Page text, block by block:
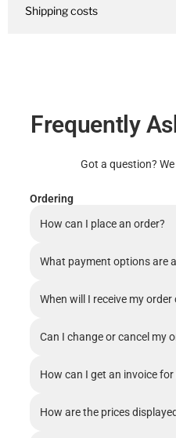
Shipping costs
Frequently
Got a question?
Ordering
How can I place an order?
What payment options are
When will I receive my
Can I change or cancel my
How can I get an invoice for
How are the prices